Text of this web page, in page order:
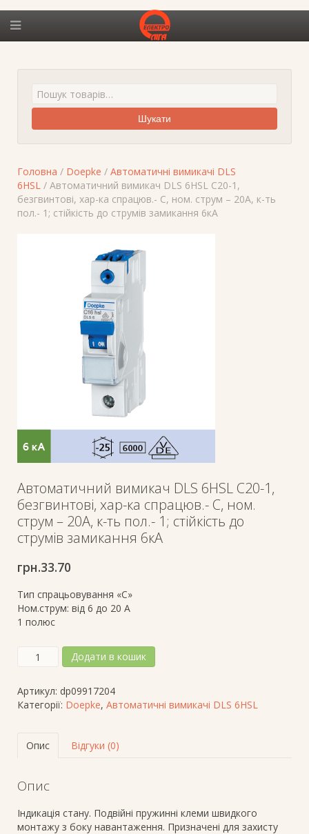
Шукати
Головна / Doepke / Автоматичні вимикачі DLS
6HSL / Автоматичний вимикач DLS 6HSL C20-1,
безгвинтові, хар-ка спрацюв.- C, ном. струм – 20A, к-ть
пол.- 1; стійкість до струмів замикання 6кА
Автоматичний вимикач DLS 6HSL C20-1,
безгвинтові, хар-ка спрацюв.- C, ном.
струм – 20A, к-ть пол.- 1; стійкість до
струмів замикання 6кА
грн.33.70
Тип спрацьовування «C»
Ном.струм: від 6 до 20 А
1 полюс
Автоматичний
6HSL
C20-
хар-
C,
струм
Додати в кошик
Артикул: dp09917204
Категорії: Doepke, Автоматичні вимикачі DLS 6HSL
Опис Відгуки (0)
Опис
Індикація стану. Подвійні пружинні клеми швидкого
монтажу з боку навантаження. Призначені для захисту